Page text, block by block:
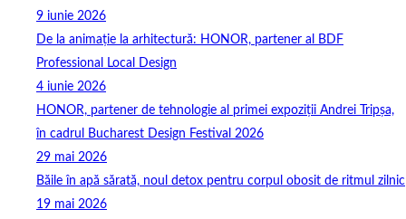
9 iunie 2026
De la animație la arhitectură: HONOR, partener al BDF
Professional Local Design
4 iunie 2026
HONOR, partener de tehnologie al primei expoziții Andrei Tripșa,
în cadrul Bucharest Design Festival 2026
29 mai 2026
Băile în apă sărată, noul detox pentru corpul obosit de ritmul zilnic
19 mai 2026